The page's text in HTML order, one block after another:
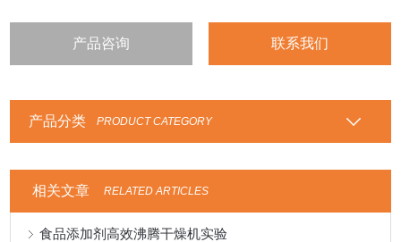
产品咨询 联系我们
产品分类 PRODUCT CATEGORY
相关文章 RELATED ARTICLES
食品添加剂高效沸腾干燥机实验